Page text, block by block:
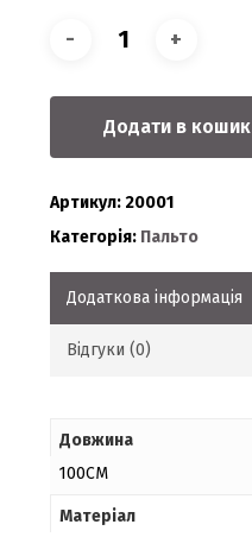
Додати в кошик
Артикул:20001
Категорія: Пальто
Додаткова інформація
Відгуки (0)
Довжина
100СМ
Матеріал